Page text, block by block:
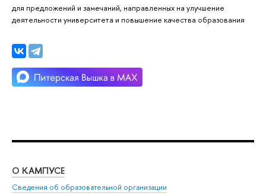
для предложений и замечаний, направленных на улучшение
деятельности университета и повышение качества образования
О КАМПУСЕ
Сведения об образовательной организации